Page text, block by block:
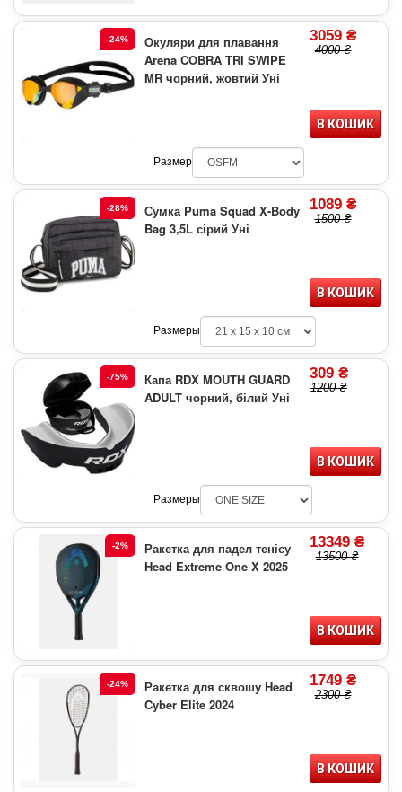
-24%
Окуляри для плавання
Arena COBRA TRI SWIPE
MR чорний, жовтий Уні
3059 ₴
4000 ₴
В КОШИК
Размер
-28%
Сумка Puma Squad X-Body
Bag 3,5L сірий Уні
1089 ₴
1500 ₴
В КОШИК
Размеры
-75%
Капа RDX MOUTH GUARD
ADULT чорний, білий Уні
309 ₴
1200 ₴
В КОШИК
Размеры
-2%
Ракетка для падел тенісу
Head Extreme One X 2025
13349 ₴
13500 ₴
В КОШИК
-24%
Ракетка для сквошу Head
Cyber Elite 2024
1749 ₴
2300 ₴
В КОШИК